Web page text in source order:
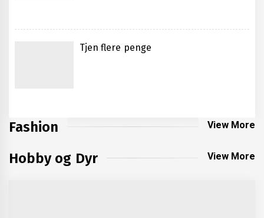
Oplev den autentiske italienske
smagsoplevelse i København
Vigtigheden af professionel
Tjen flere penge
Fashion View More
Hobby og Dyr View More